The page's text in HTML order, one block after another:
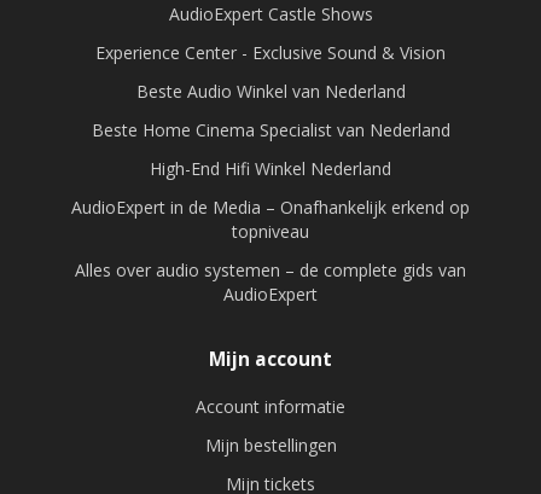
AudioExpert Castle Shows
Experience Center - Exclusive Sound & Vision
Beste Audio Winkel van Nederland
Beste Home Cinema Specialist van Nederland
High-End Hifi Winkel Nederland
AudioExpert in de Media – Onafhankelijk erkend op
topniveau
Alles over audio systemen – de complete gids van
AudioExpert
Mijn account
Account informatie
Mijn bestellingen
Mijn tickets